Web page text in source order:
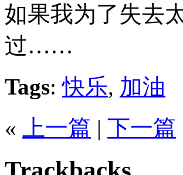
如果我为了失去
过……
Tags:快乐, 加油
«
上一篇 | 下一篇